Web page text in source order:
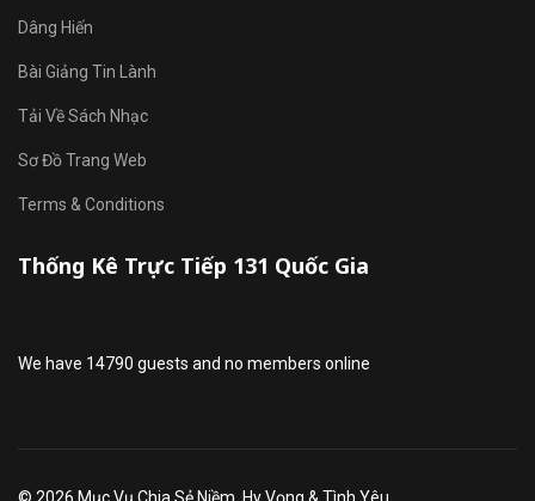
Dâng Hiến
Bài Giảng Tin Lành
Tải Về Sách Nhạc
Sơ Đồ Trang Web
Terms & Conditions
Thống Kê Trực Tiếp 131 Quốc Gia
We have 14790 guests and no members online